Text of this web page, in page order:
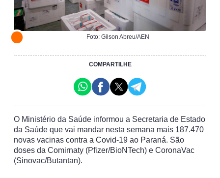
Foto: Gilson Abreu/AEN
COMPARTILHE
O Ministério da Saúde informou a Secretaria de Estado
da Saúde que vai mandar nesta semana mais 187.470
novas vacinas contra a Covid-19 ao Paraná. São
doses da Comirnaty (Pfizer/BioNTech) e CoronaVac
(Sinovac/Butantan).